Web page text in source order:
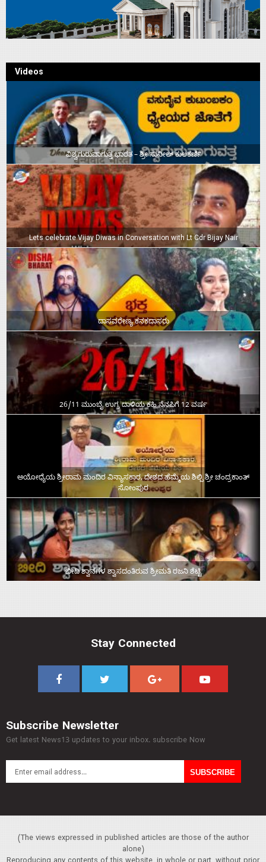
Videos
ವಿಶ್ವಗುರುವಾಗುತ್ತ ಭಾರತ – ಶ್ರೀ ಸುನೀಲ್‌ ಕುಲಕರ್ಣಿ
Lets celebrate Vijay Diwas in Conversation with Lt Cdr Bijay Nair
ದಾಸವರೇಣ್ಯ ಕನಕದಾಸರು
26/11 ಮುಂಬೈ ಉಗ್ರ ದಾಳಿಯ ಕಹಿ ನೆನಪಿಗೆ 12 ವರ್ಷ
ಅಯೋಧ್ಯೆಯ ಶ್ರೀರಾಮ ಮಂದಿರ ವಿನ್ಯಾಸಕಾರ, ದೇಶದ ಹೆಮ್ಮೆಯ ಶಿಲ್ಪಿ ಶ್ರೀ ಚಂದ್ರಕಾಂತ್‌
ಸೋಂಪುರ
ಬೀದಿ ಶ್ವಾನಗಳ ಶ್ವಾಸದಂತಿರುವ ಶ್ರೀಮತಿ ರಜನಿ ಶೆಟ್ಟಿ
Stay Connected
Subscribe Newsletter
Get latest News13 updates to your inbox. subscribe Now
(The views expressed in published articles are those of the author
alone)